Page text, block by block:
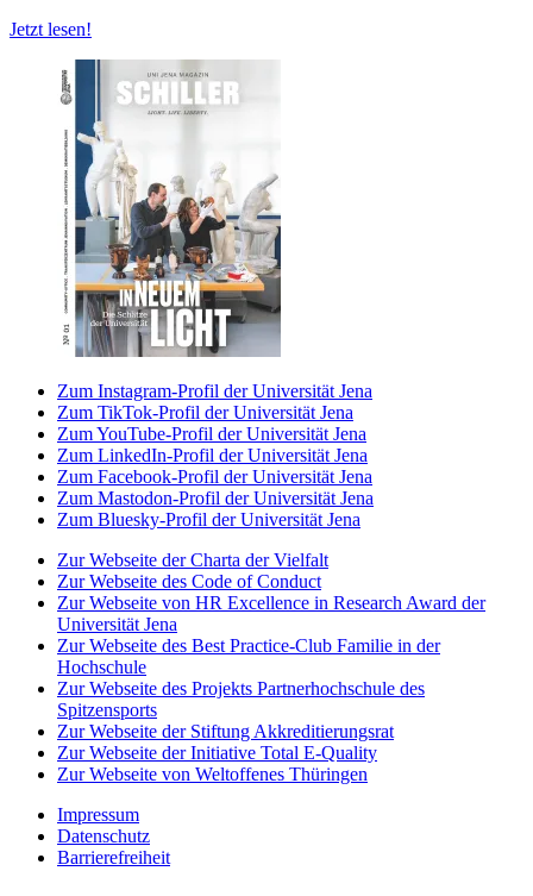
Jetzt lesen!
Zum Instagram-Profil der Universität Jena
Zum TikTok-Profil der Universität Jena
Zum YouTube-Profil der Universität Jena
Zum LinkedIn-Profil der Universität Jena
Zum Facebook-Profil der Universität Jena
Zum Mastodon-Profil der Universität Jena
Zum Bluesky-Profil der Universität Jena
Zur Webseite der Charta der Vielfalt
Zur Webseite des Code of Conduct
Zur Webseite von HR Excellence in Research Award der
Universität Jena
Zur Webseite des Best Practice-Club Familie in der
Hochschule
Zur Webseite des Projekts Partnerhochschule des
Spitzensports
Zur Webseite der Stiftung Akkreditierungsrat
Zur Webseite der Initiative Total E-Quality
Zur Webseite von Weltoffenes Thüringen
Impressum
Datenschutz
Barrierefreiheit